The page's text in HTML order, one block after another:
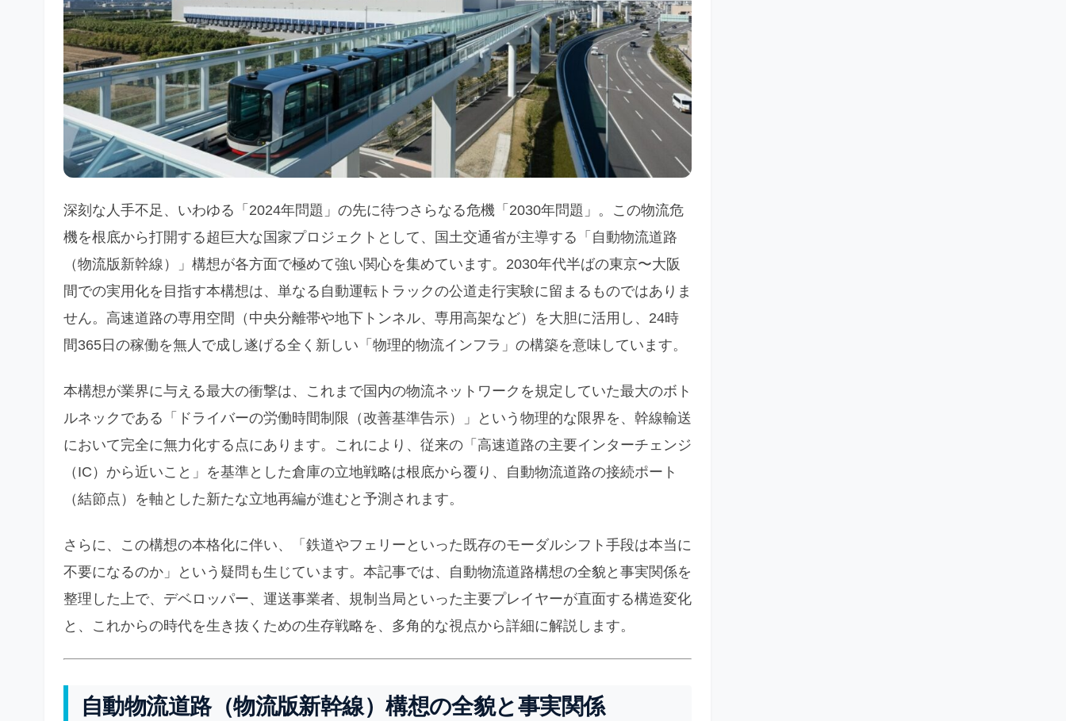
深刻な人手不足、いわゆる「2024年問題」の先に待つさらなる危機「2030年問題」。この物流危
機を根底から打開する超巨大な国家プロジェクトとして、国土交通省が主導する「自動物流道路
（物流版新幹線）」構想が各方面で極めて強い関心を集めています。2030年代半ばの東京〜大阪
間での実用化を目指す本構想は、単なる自動運転トラックの公道走行実験に留まるものではありま
せん。高速道路の専用空間（中央分離帯や地下トンネル、専用高架など）を大胆に活用し、24時
間365日の稼働を無人で成し遂げる全く新しい「物理的物流インフラ」の構築を意味しています。
本構想が業界に与える最大の衝撃は、これまで国内の物流ネットワークを規定していた最大のボト
ルネックである「ドライバーの労働時間制限（改善基準告示）」という物理的な限界を、幹線輸送
において完全に無力化する点にあります。これにより、従来の「高速道路の主要インターチェンジ
（IC）から近いこと」を基準とした倉庫の立地戦略は根底から覆り、自動物流道路の接続ポート
（結節点）を軸とした新たな立地再編が進むと予測されます。
さらに、この構想の本格化に伴い、「鉄道やフェリーといった既存のモーダルシフト手段は本当に
不要になるのか」という疑問も生じています。本記事では、自動物流道路構想の全貌と事実関係を
整理した上で、デベロッパー、運送事業者、規制当局といった主要プレイヤーが直面する構造変化
と、これからの時代を生き抜くための生存戦略を、多角的な視点から詳細に解説します。
自動物流道路（物流版新幹線）構想の全貌と事実関係